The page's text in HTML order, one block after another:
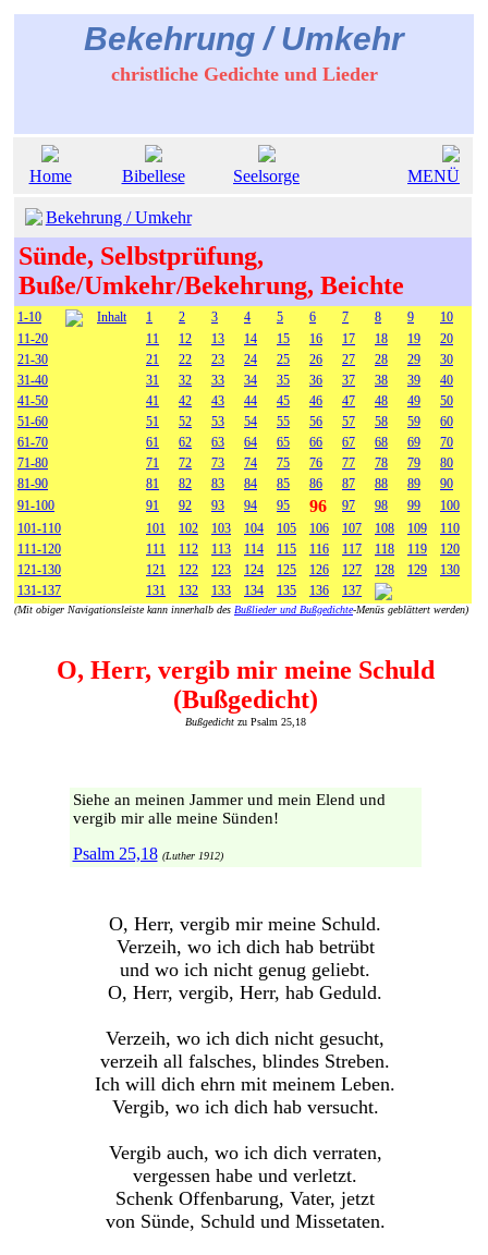
Bekehrung / Umkehr
christliche Gedichte und Lieder
Home Bibellese Seelsorge MENÜ
Bekehrung / Umkehr
Sünde, Selbstprüfung,
Buße/Umkehr/Bekehrung, Beichte
1-10 Inhalt 1 2 3 4 5 6 7 8 9
10
11-20
11 12 13 14 15 16 17 18 19
20
21-30
21 22 23 24 25 26 27 28 29
30
31-40
31 32 33 34 35 36 37 38 39
40
41-50
41 42 43 44 45 46 47 48 49
50
51-60
51 52 53 54 55 56 57 58 59
60
61-70
61 62 63 64 65 66 67 68 69
70
71-80
71 72 73 74 75 76 77 78 79
80
81-90
81 82 83 84 85 86 87 88 89
90
91-100
91 92 93 94 95 96 97 98 99
100
101-110
101 102 103 104 105 106 107 108 109
110
111-120
111 112 113 114 115 116 117 118 119
120
121-130
121 122 123 124 125 126 127 128 129
130
131-137
131 132 133 134 135 136 137
(Mit obiger Navigationsleiste kann innerhalb des Bußlieder und Bußgedichte-Menüs geblättert werden)
O, Herr, vergib mir meine Schuld
(Bußgedicht)
Bußgedichtzu Psalm 25,18
Siehe an meinen Jammer und mein Elend und
vergib mir alle meine Sünden!
Psalm 25,18 (Luther 1912)
O, Herr, vergib mir meine Schuld.
Verzeih, wo ich dich hab betrübt
und wo ich nicht genug geliebt.
O, Herr, vergib, Herr, hab Geduld.
Verzeih, wo ich dich nicht gesucht,
verzeih all falsches, blindes Streben.
Ich will dich ehrn mit meinem Leben.
Vergib, wo ich dich hab versucht.
Vergib auch, wo ich dich verraten,
vergessen habe und verletzt.
Schenk Offenbarung, Vater, jetzt
von Sünde, Schuld und Missetaten.